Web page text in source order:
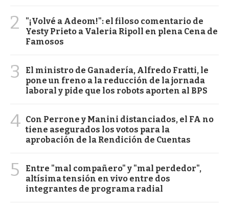
2
"¡Volvé a Adeom!": el filoso comentario de
Yesty Prieto a Valeria Ripoll en plena Cena de
Famosos
3
El ministro de Ganadería, Alfredo Fratti, le
pone un freno a la reducción de la jornada
laboral y pide que los robots aporten al BPS
4 Con Perrone y Manini distanciados, el FA no
tiene asegurados los votos para la
aprobación de la Rendición de Cuentas
5
Entre "mal compañero" y "mal perdedor",
altísima tensión en vivo entre dos
integrantes de programa radial